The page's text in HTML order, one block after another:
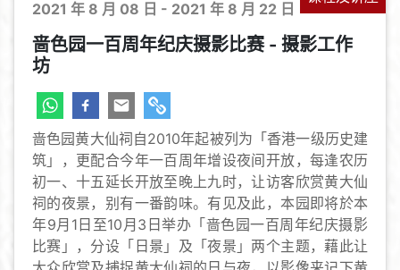
2021 年 8 月 08 日 - 2021 年 8 月 22 日
啬色园一百周年纪庆摄影比赛 - 摄影工作
坊
啬色园黄大仙祠自2010年起被列为「香港一级历史建
筑」，更配合今年一百周年增设夜间开放，每逢农历
初一、十五延长开放至晚上九时，让访客欣赏黄大仙
祠的夜景，别有一番韵味。有见及此，本园即将於本
年9月1日至10月3日举办「啬色园一百周年纪庆摄影
比赛」，分设「日景」及「夜景」两个主题，藉此让